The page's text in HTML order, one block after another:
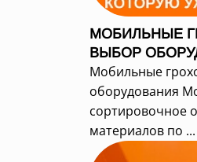
МОБИЛЬНЫЕ
ВЫБОР
Мобильные
оборудования
сортировочное
материалов по ...